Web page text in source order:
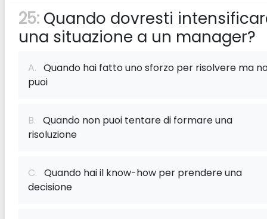
25: Quando dovresti
una situazione a un manager?
A. Quando hai fatto uno sforzo per risolvere ma
puoi
B. Quando non puoi tentare di formare una
risoluzione
C. Quando hai il know-how per prendere una
decisione